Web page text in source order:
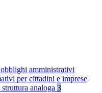
amministrativi
per cittadini e imprese
analoga 3